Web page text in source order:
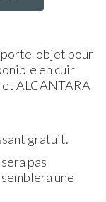
porte-objet pour
en cuir
ALCANTARA
gratuit.
pas
une